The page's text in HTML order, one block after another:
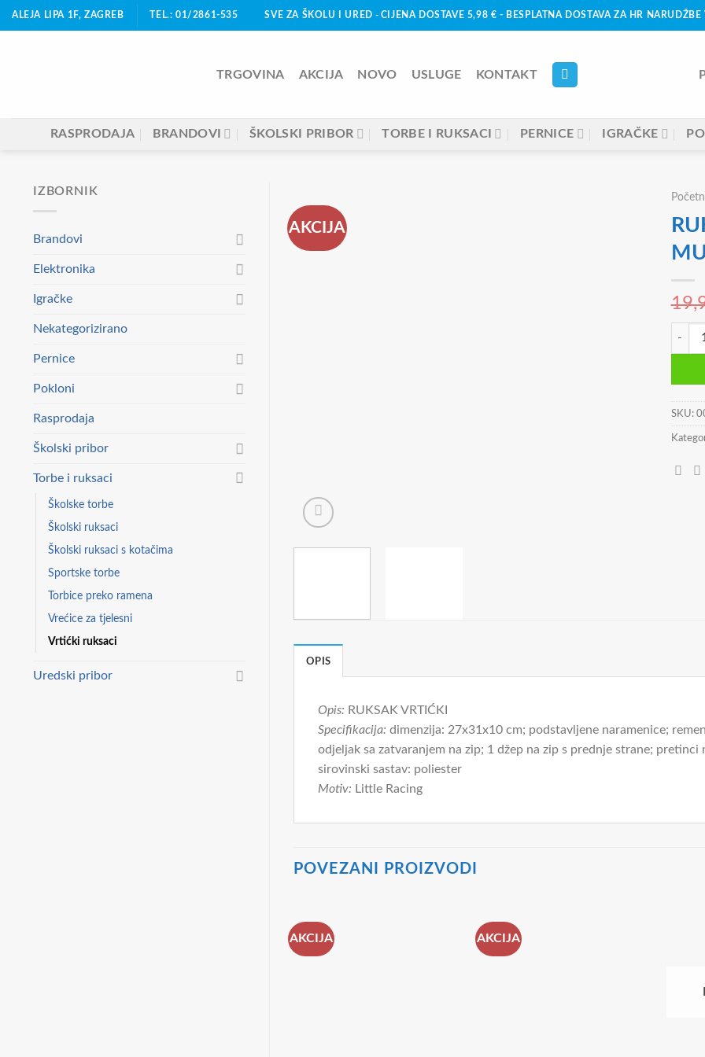
Skip
to
ALEJA LIPA 1F, ZAGREB TEL.: 01/2861-535 SVE ZA ŠKOLU I URED - CIJENA DOSTAVE 5,98 € - BESPLATNA DOSTAVA ZA HR
TRGOVINA AKCIJA NOVO USLUGE KONTAKT
RASPRODAJA BRANDOVI ŠKOLSKI PRIBOR TORBE I RUKSACI PERNICE IGRAČKE
IZBORNIK
Brandovi
Elektronika
Igračke
Nekategorizirano
Pernice
Pokloni
Rasprodaja
Školski pribor
Torbe i ruksaci
Školske torbe
Školski ruksaci
Školski ruksaci s kotačima
Sportske torbe
Torbice preko ramena
Vrećice za tjelesni
Vrtićki ruksaci
Uredski pribor
AKCIJA
SKU:
OPIS
Opis: RUKSAK VRTIĆKI
Specifikacija: dimenzija: 27x31x10 cm; podstavljene naramenice;
odjeljak sa zatvaranjem na zip; 1 džep na zip s prednje strane;
sirovinski sastav: poliester
Motiv: Little Racing
POVEZANI PROIZVODI
AKCIJA AKCIJA